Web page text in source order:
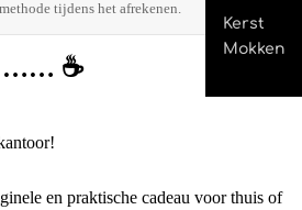
Kerst
Mokken
tijdens het afrekenen.
…… ☕
en praktische cadeau voor thuis of